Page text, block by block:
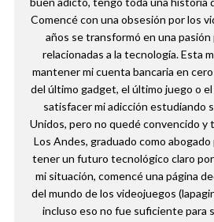
Comencé con una obsesión por los
años se transformó en una pasión
relacionadas a la tecnología. Esta
mantener mi cuenta bancaria en
del último gadget, el último juego o
satisfacer mi adicción estudiando
Unidos, pero no quedé convencido y
Los Andes, graduado como
tener un futuro tecnológico claro
mi situación, comencé una página
del mundo de los videojuegos
incluso eso no fue suficiente para